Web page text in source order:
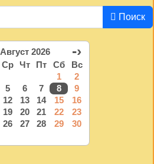
Поиск
Август 2026 -›
Ср Чт Пт Сб
Вс
1
2
5 6 7 8
9
12 13 14 15
16
19 20 21 22
23
26 27 28 29
30